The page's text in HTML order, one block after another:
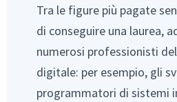
Tra le figure più pagate
di conseguire una laurea,
numerosi professionisti
digitale: per esempio, gli
programmatori di sistemi